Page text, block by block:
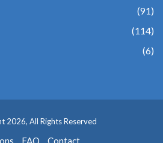
(91)
(114)
(6)
2026, All Rights Reserved
FAQ Contact